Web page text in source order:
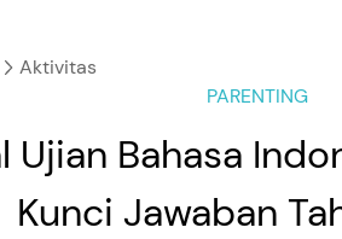
Aktivitas
PARENTING
Ujian Bahasa
Kunci Jawaban